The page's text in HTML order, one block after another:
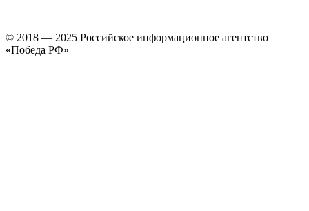
© 2018 — 2025 Российское информационное агентство
«Победа РФ»